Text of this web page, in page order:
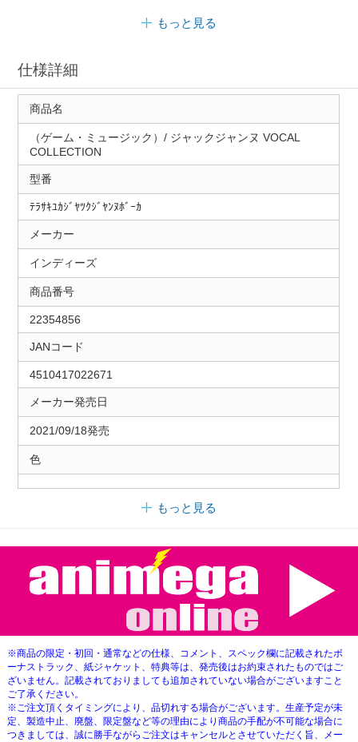
もっと見る
仕様詳細
商品名
（ゲーム・ミュージック）/ ジャックジャンヌ VOCAL
COLLECTION
型番
ﾃﾗｻｷﾕｶｼﾞﾔﾂｸｼﾞﾔﾝﾇﾎﾞｰｶ
メーカー
インディーズ
商品番号
22354856
JANコード
4510417022671
メーカー発売日
2021/09/18発売
色
もっと見る
※商品の限定・初回・通常などの仕様、コメント、スペック欄に記載されたボ
ーナストラック、紙ジャケット、特典等は、発売後はお約束されたものではご
ざいません。記載されておりましても追加されていない場合がございますこと
ご了承ください。
※ご注文頂くタイミングにより、品切れする場合がございます。生産予定が未
定、製造中止、廃盤、限定盤など等の理由により商品の手配が不可能な場合に
つきましては、誠に勝手ながらご注文はキャンセルとさせていただく旨、メー